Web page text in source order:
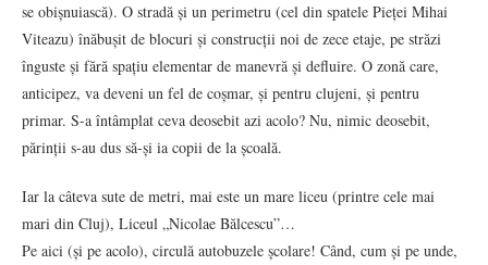
se obișnuiască). O stradă și un perimetru (cel din spatele Pieței Mihai
Viteazu) înăbușit de blocuri și construcții noi de zece etaje, pe străzi
înguste și fără spațiu elementar de manevră și defluire. O zonă care,
anticipez, va deveni un fel de coșmar, și pentru clujeni, și pentru
primar. S-a întâmplat ceva deosebit azi acolo? Nu, nimic deosebit,
părinții s-au dus să-și ia copii de la școală.
Iar la câteva sute de metri, mai este un mare liceu (printre cele mai
mari din Cluj), Liceul „Nicolae Bălcescu”…
Pe aici (și pe acolo), circulă autobuzele școlare! Când, cum și pe unde,